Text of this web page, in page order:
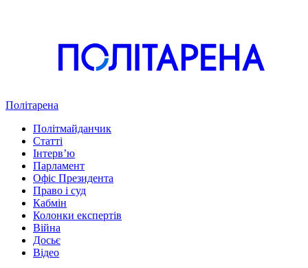
Політарена
Політмайданчик
Статті
Інтервʼю
Парламент
Офіс Президента
Право і суд
Кабмін
Колонки експертів
Війна
Досьє
Відео